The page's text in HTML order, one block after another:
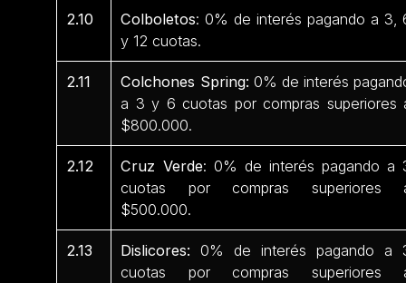
2.10 Colboletos: 0% de interés pagando a 3,
y 12 cuotas.
2.11 Colchones Spring: 0% de interés
a 3 y 6 cuotas por compras superiores
$800.000.
2.12 Cruz Verde: 0% de interés pagando a
cuotas por compras superiores
$500.000.
2.13 Dislicores: 0% de interés pagando a
cuotas por compras superiores